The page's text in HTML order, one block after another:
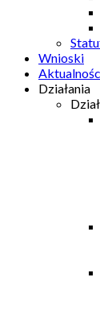
Wnioski
Działania